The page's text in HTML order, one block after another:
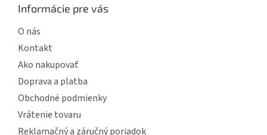
Informácie pre vás
O nás
Kontakt
Ako nakupovať
Doprava a platba
Obchodné podmienky
Vrátenie tovaru
Reklamačný a záručný poriadok